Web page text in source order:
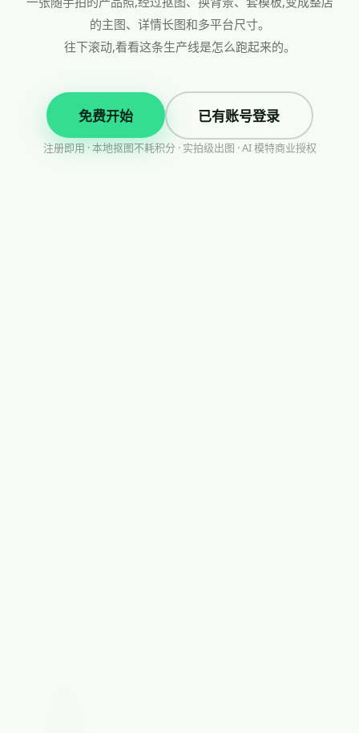
的主图、详情长图和多平台尺寸。
往下滚动,看看这条生产线是怎么跑起来的。
免费开始 已有账号登录
注册即用 · 本地抠图不耗积分 · 实拍级出图 · AI 模特商业授权